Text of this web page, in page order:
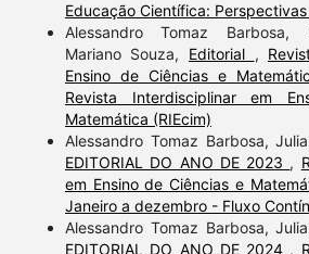
Educação Científica:
Alessandro Tomaz Barbosa,
Mariano Souza, Editorial ,
Ensino de Ciências e
Revista Interdisciplinar em
Matemática (RIEcim)
Alessandro Tomaz Barbosa,
EDITORIAL DO ANO DE 2023 ,
em Ensino de Ciências e
Janeiro a dezembro - Fluxo
Alessandro Tomaz Barbosa,
EDITORIAL DO ANO DE 2024 ,